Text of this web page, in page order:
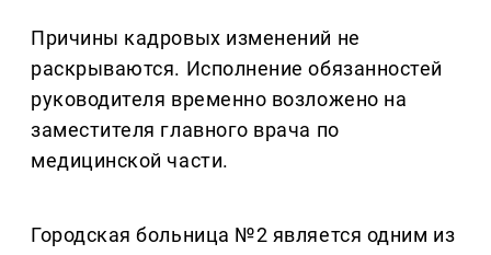
Причины кадровых изменений не
раскрываются. Исполнение обязанностей
руководителя временно возложено на
заместителя главного врача по
медицинской части.
Городская больница №2 является одним из